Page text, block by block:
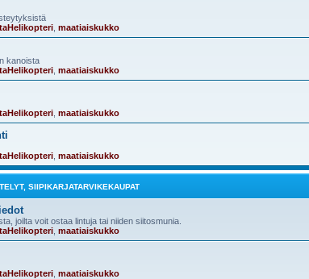
maatiaiskukko
kanoista
maatiaiskukko
maatiaiskukko
maatiaiskukko
SIIPIKARJATARVIKEKAUPAT
joilta voit ostaa lintuja tai niiden siitosmunia.
maatiaiskukko
maatiaiskukko